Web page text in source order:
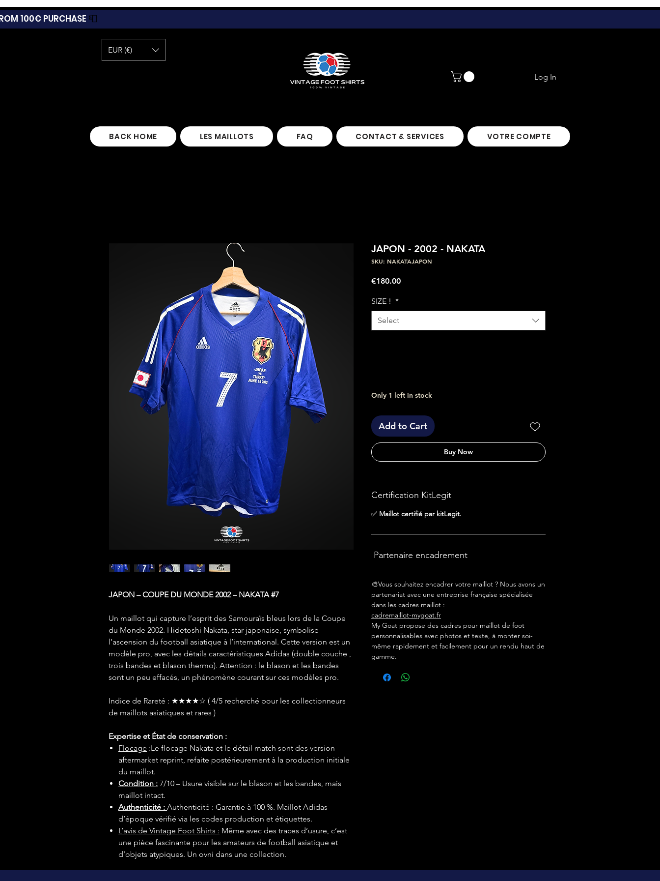
100€ PURCHASE 📮
EUR (€)
Log In
BACK HOME LES MAILLOTS FAQ CONTACT & SERVICES VOTRE COMPTE
JAPON – COUPE DU MONDE 2002 – NAKATA #7
Un maillot qui capture l’esprit des Samouraïs bleus lors de la Coupe
du Monde 2002. Hidetoshi Nakata, star japonaise, symbolise
l’ascension du football asiatique à l’international. Cette version est un
modèle pro, avec les détails caractéristiques Adidas (double couche ,
trois bandes et blason thermo). Attention : le blason et les bandes
sont un peu effacés, un phénomène courant sur ces modèles pro.
Indice de Rareté : ★★★★☆ ( 4/5 recherché pour les collectionneurs
de maillots asiatiques et rares )
Expertise et État de conservation :
Flocage :Le flocage Nakata et le détail match sont des version
aftermarket reprint, refaite postérieurement à la production initiale
du maillot.
Condition : 7/10 – Usure visible sur le blason et les bandes, mais
maillot intact.
Authenticité : Authenticité : Garantie à 100 %. Maillot Adidas
d’époque vérifié via les codes production et étiquettes.
L’avis de Vintage Foot Shirts : Même avec des traces d’usure, c’est
une pièce fascinante pour les amateurs de football asiatique et
d’objets atypiques. Un ovni dans une collection.
JAPON - 2002 - NAKATA
SKU: NAKATAJAPON
€180.00Price
SIZE ! *
Select
Only 1 left in stock
Add to Cart
Buy Now
Certification KitLegit
✅ Maillot certifié par kitLegit.
Partenaire encadrement
🎨Vous souhaitez encadrer votre maillot ? Nous avons un
partenariat avec une entreprise française spécialisée
dans les cadres maillot :
cadremaillot-mygoat.fr
My Goat propose des cadres pour maillot de foot
personnalisables avec photos et texte, à monter soi-
même rapidement et facilement pour un rendu haut de
gamme.